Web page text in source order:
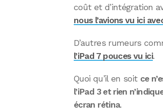
coût et d’intégration
nous l’avions vu ici
D’autres rumeurs
l’iPad 7 pouces vu ici.
Quoi qu’il en soit ce
l’iPad 3 et rien
écran rétina.